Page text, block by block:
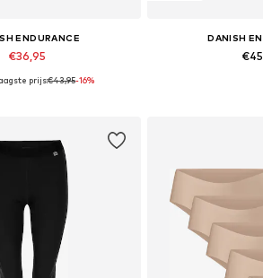
ENDURANCE
€36,95
35-38, 39-42, 43-47
prijs:€43,95-16%
DANISH